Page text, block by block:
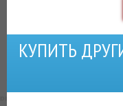
КУПИТЬ